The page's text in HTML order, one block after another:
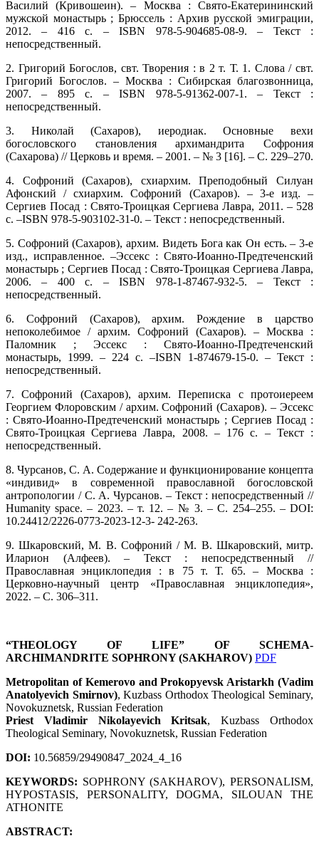
Василий (Кривошеин). – Москва : Свято-Екатерининский
мужской монастырь ; Брюссель : Архив русской эмиграции,
2012. – 416 с. – ISBN 978-5-904685-08-9. – Текст :
непосредственный.
2. Григорий Богослов, свт. Творения : в 2 т. Т. 1. Слова / свт.
Григорий Богослов. – Москва : Сибирская благозвонница,
2007. – 895 с. – ISBN 978-5-91362-007-1. – Текст :
непосредственный.
3. Николай (Сахаров), иеродиак. Основные вехи
богословского становления архимандрита Софрония
(Сахарова) // Церковь и время. – 2001. – № 3 [16]. – С. 229–270.
4. Софроний (Сахаров), схиархим. Преподобный Силуан
Афонский / схиархим. Софроний (Сахаров). – 3-е изд. –
Сергиев Посад : Свято-Троицкая Сергиева Лавра, 2011. – 528
с. –ISBN 978-5-903102-31-0. – Текст : непосредственный.
5. Софроний (Сахаров), архим. Видеть Бога как Он есть. – 3-е
изд., исправленное. –Эссекс : Свято-Иоанно-Предтеченский
монастырь ; Сергиев Посад : Свято-Троицкая Сергиева Лавра,
2006. – 400 с. – ISBN 978-1-87467-932-5. – Текст :
непосредственный.
6. Софроний (Сахаров), архим. Рождение в царство
непоколебимое / архим. Софроний (Сахаров). – Москва :
Паломник ; Эссекс : Свято-Иоанно-Предтеченский
монастырь, 1999. – 224 с. –ISBN 1-874679-15-0. – Текст :
непосредственный.
7. Софроний (Сахаров), архим. Переписка с протоиереем
Георгием Флоровским / архим. Софроний (Сахаров). – Эссекс
: Свято-Иоанно-Предтеченский монастырь ; Сергиев Посад :
Свято-Троицкая Сергиева Лавра, 2008. – 176 с. – Текст :
непосредственный.
8. Чурсанов, С. А. Содержание и функционирование концепта
«индивид» в современной православной богословской
антропологии / С. А. Чурсанов. – Текст : непосредственный //
Humanity space. – 2023. – т. 12. – № 3. – С. 254–255. – DOI:
10.24412/2226-0773-2023-12-3- 242-263.
9. Шкаровский, М. В. Софроний / М. В. Шкаровский, митр.
Иларион (Алфеев). – Текст : непосредственный //
Православная энциклопедия : в 75 т. Т. 65. – Москва :
Церковно-научный центр «Православная энциклопедия»,
2022. – С. 306–311.
“THEOLOGY OF LIFE” OF SCHEMA-
ARCHIMANDRITE SOPHRONY (SAKHAROV) PDF
Metropolitan of Kemerovo and Prokopyevsk Aristarkh (Vadim
Anatolyevich Smirnov), Kuzbass Orthodox Theological Seminary,
Novokuznetsk, Russian Federation
Priest Vladimir Nikolayevich Kritsak,Kuzbass Orthodox
Theological Seminary, Novokuznetsk, Russian Federation
DOI: 10.56859/29490847_2024_4_16
KEYWORDS: SOPHRONY (SAKHAROV), PERSONALISM,
HYPOSTASIS, PERSONALITY, DOGMA, SILOUAN THE
ATHONITE
ABSTRACT: